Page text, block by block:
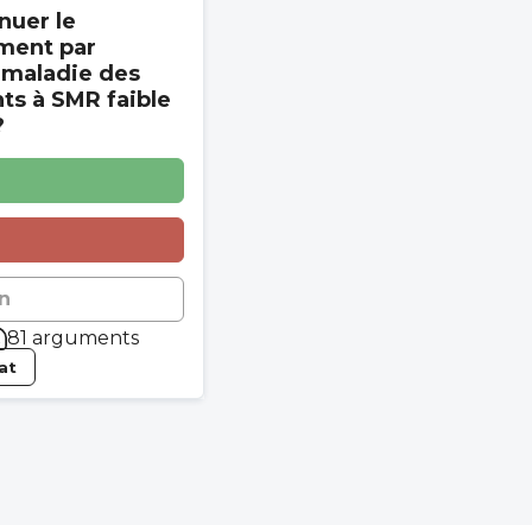
le
par
des
à SMR faible
81 arguments